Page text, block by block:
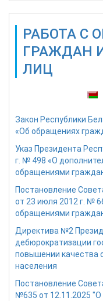
РАБОТА С
ГРАЖДАН
ЛИЦ
Также доступны:
Закон Республики
«Об обращениях
Указ Президента
г. № 498 «О
обращениями
Постановление
от 23 июля 2012 г. №
обращениями
Директива №2
дебюрократизации
повышении качества
населения
Постановление
№635 от 12.11.2025 "О